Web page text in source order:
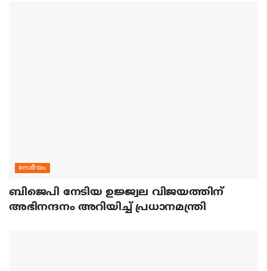
ദേശീയം
ബിജെപി നേടിയ ഉജ്ജ്വല വിജയത്തിന്
അഭിനന്ദനം അറിയിച്ച് പ്രധാനമന്ത്രി